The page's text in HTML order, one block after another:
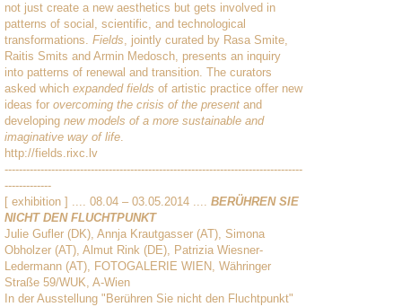
not just create a new aesthetics but gets involved in
patterns of social, scientific, and technological
transformations. Fields, jointly curated by Rasa Smite,
Raitis Smits and Armin Medosch, presents an inquiry
into patterns of renewal and transition. The curators
asked which expanded fields of artistic practice offer new
ideas for overcoming the crisis of the present and
developing new models of a more sustainable and
imaginative way of life.
http://fields.rixc.lv
-----------------------------------------------------------------------------------
-------------
[ exhibition ] .... 08.04 – 03.05.2014 .... BERÜHREN SIE
NICHT DEN FLUCHTPUNKT
Julie Gufler (DK), Annja Krautgasser (AT), Simona
Obholzer (AT), Almut Rink (DE), Patrizia Wiesner-
Ledermann (AT), FOTOGALERIE WIEN, Währinger
Straße 59/WUK, A-Wien
In der Ausstellung "Berühren Sie nicht den Fluchtpunkt"